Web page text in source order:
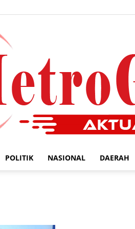
POLITIK NASIONAL DAERAH